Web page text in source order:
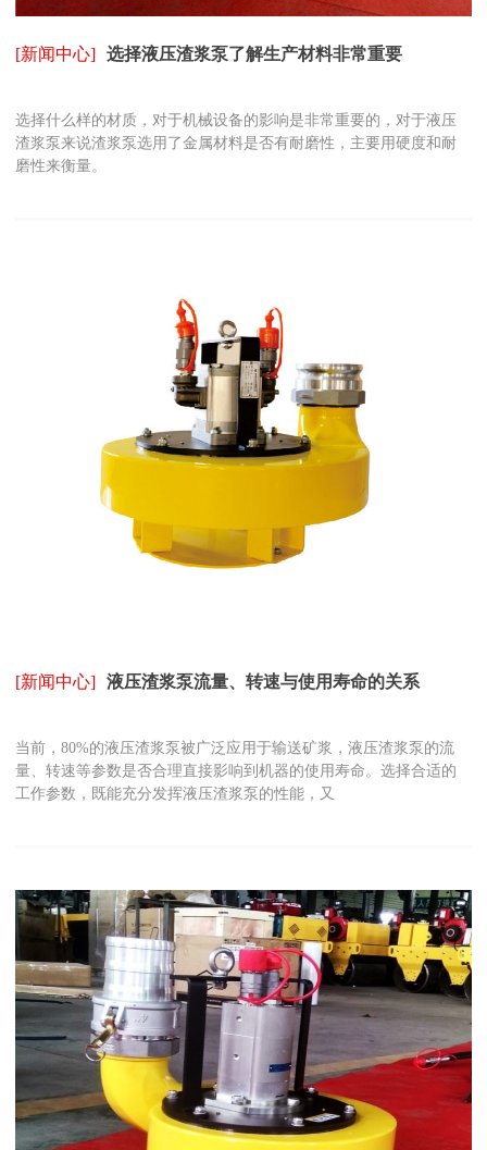
[新闻中心] 选择液压渣浆泵了解生产材料非常重要
选择什么样的材质，对于机械设备的影响是非常重要的，对于液压
渣浆泵来说渣浆泵选用了金属材料是否有耐磨性，主要用硬度和耐
磨性来衡量。
[新闻中心] 液压渣浆泵流量、转速与使用寿命的关系
当前，80%的液压渣浆泵被广泛应用于输送矿浆，液压渣浆泵的流
量、转速等参数是否合理直接影响到机器的使用寿命。选择合适的
工作参数，既能充分发挥液压渣浆泵的性能，又